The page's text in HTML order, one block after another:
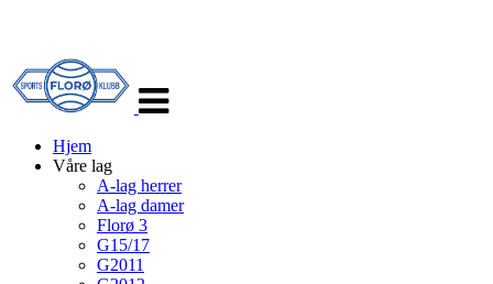
navigasjon
Hjem
Våre lag
A-lag herrer
A-lag damer
Florø 3
G15/17
G2011